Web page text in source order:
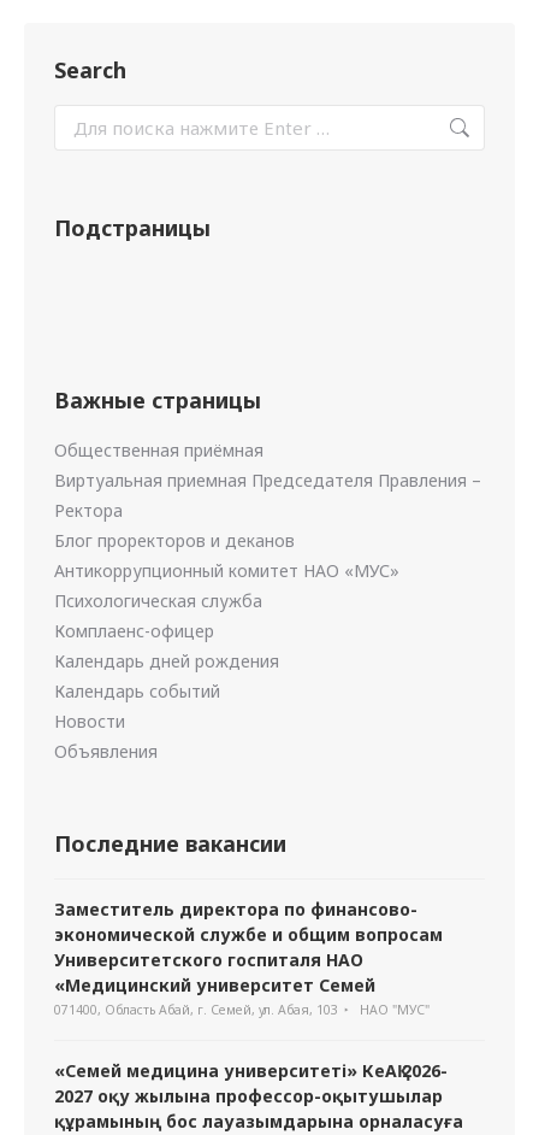
Search
Подстраницы
Важные страницы
Общественная приёмная
Виртуальная приемная Председателя Правления –
Ректора
Блог проректоров и деканов
Антикоррупционный комитет НАО «МУС»
Психологическая служба
Комплаенс-офицер
Календарь дней рождения
Календарь событий
Новости
Объявления
Последние вакансии
Заместитель директора по финансово-
экономической службе и общим вопросам
Университетского госпиталя НАО
«Медицинский университет Семей
071400, Область Абай, г. Семей, ул. Абая, 103 НАО "МУС"
«Семей медицина университеті» КеАҚ 2026-
2027 оқу жылына профессор-оқытушылар
құрамының бос лауазымдарына орналасуға